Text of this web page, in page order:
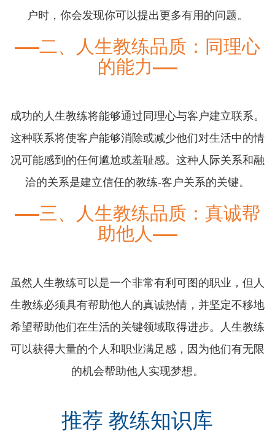
户时，你会发现你可以提出更多有用的问题。
二、人生教练品质：同理心
的能力
成功的人生教练将能够通过同理心与客户建立联系。
这种联系将使客户能够消除或减少他们对生活中的情
况可能感到的任何尴尬或羞耻感。这种人际关系和融
洽的关系是建立信任的教练-客户关系的关键。
三、人生教练品质：真诚帮
助他人
虽然人生教练可以是一个非常有利可图的职业，但人
生教练必须具有帮助他人的真诚热情，并坚定不移地
希望帮助他们在生活的关键领域取得进步。人生教练
可以获得大量的个人和职业满足感，因为他们有无限
的机会帮助他人实现梦想。
推荐 教练知识库